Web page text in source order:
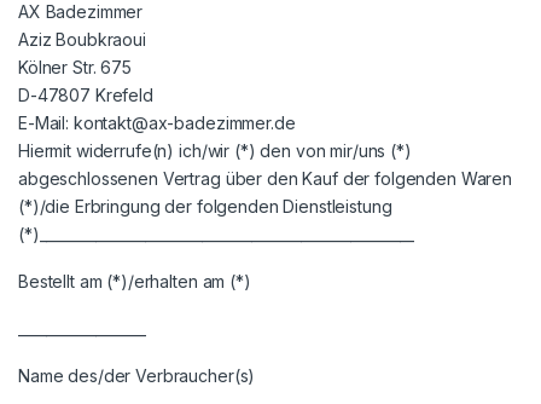
AX Badezimmer
Aziz Boubkraoui
Kölner Str. 675
D-47807 Krefeld
E-Mail: kontakt@ax-badezimmer.de
Hiermit widerrufe(n) ich/wir (*) den von mir/uns (*)
abgeschlossenen Vertrag über den Kauf der folgenden Waren
(*)/die Erbringung der folgenden Dienstleistung
(*)_____________________________________________________
Bestellt am (*)/erhalten am (*)
Name des/der Verbraucher(s)